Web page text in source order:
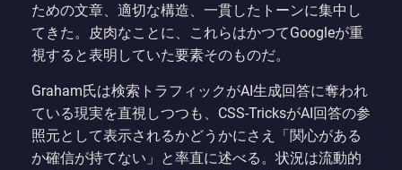
ための文章、適切な構造、一貫したトーンに集中し
てきた。皮肉なことに、これらはかつてGoogleが重
視すると表明していた要素そのものだ。
Graham氏は検索トラフィックがAI生成回答に奪われ
ている現実を直視しつつも、CSS-TricksがAI回答の参
照元として表示されるかどうかにさえ「関心がある
か確信が持てない」と率直に述べる。状況は流動的